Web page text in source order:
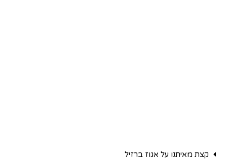
קצת מאיתנו על אגוז ברזיל